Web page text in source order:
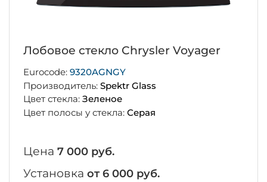
Лобовое стекло Chrysler Voyager
Eurocode: 9320AGNGY
Производитель: Spektr Glass
Цвет стекла: Зеленое
Цвет полосы у стекла: Серая
Цена 7 000 руб.
Установка от 6 000 руб.